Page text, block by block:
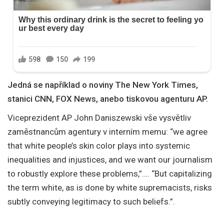
Jedná se například o noviny The New York Times,
stanici CNN, FOX News, anebo tiskovou agenturu AP.
Viceprezident AP John Daniszewski vše vysvětliv
zaměstnancům agentury v interním memu: “we agree
that white people’s skin color plays into systemic
inequalities and injustices, and we want our journalism
to robustly explore these problems,”…. “But capitalizing
the term white, as is done by white supremacists, risks
subtly conveying legitimacy to such beliefs.”.